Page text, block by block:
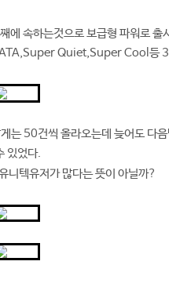
속하는것으로 보급형 파워로 출
Quiet,Super Cool등
는 50건씩 올라오는데 늦어도 다
있었다.
니텍유저가 많다는 뜻이 아닐까?